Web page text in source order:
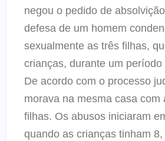
negou o pedido de
defesa de um homem
sexualmente as três filhas,
crianças, durante um
De acordo com o processo
morava na mesma casa com
filhas. Os abusos iniciaram
quando as crianças tinham